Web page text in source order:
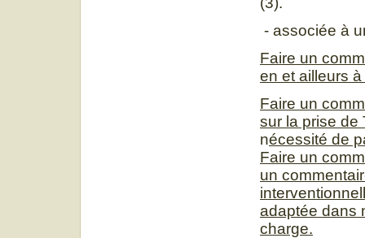
- associée à
Faire un
en et ailleurs
Faire un
sur la prise de
nécessité de
Faire un
un
adaptée dans
charge.